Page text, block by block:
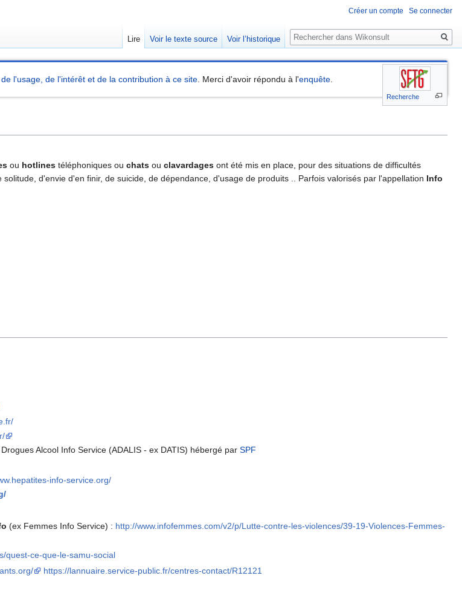
Recherche
l'usage, de l'intérêt et de la contribution à ce site . Merci d'avoir répondu à l'enquête
ou hotlines téléphoniques ou chats ou clavardages ont été mis en place, pour des situations de difficultés
d'envie d'en finir, de suicide, de dépendance, d'usage de produits .. Parfois valorisés par l'appellation Info
Drogues Alcool Info Service (ADALIS - ex DATIS) hébergé parSPF
info-service.org/
(ex Femmes Info Service) : http://www.infofemmes.com/v2/p/Lutte-contre-les-violences/39-19-Violences-Femmes-
quest-ce-que-le-samu-social
https://lannuaire.service-public.fr/centres-contact/R12121
Créer un compte Se connecter
Lire Voir le texte source Voir l’historique
Rechercher